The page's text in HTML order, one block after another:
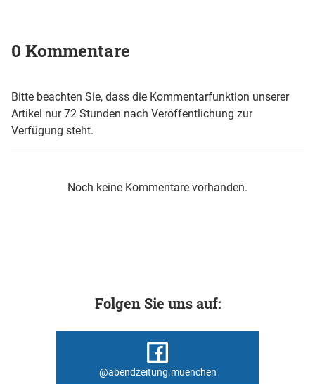
0 Kommentare
Bitte beachten Sie, dass die Kommentarfunktion unserer
Artikel nur 72 Stunden nach Veröffentlichung zur
Verfügung steht.
Noch keine Kommentare vorhanden.
Folgen Sie uns auf:
@abendzeitung.muenchen